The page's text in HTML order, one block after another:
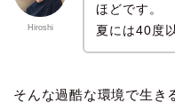
Hiroshi
ほどです。
夏には40度
そんな過酷な環境で生き